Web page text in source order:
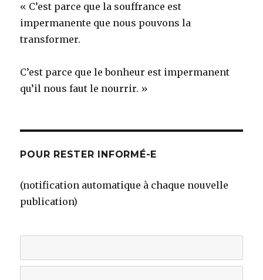
« C’est parce que la souffrance est
impermanente que nous pouvons la
transformer.
C’est parce que le bonheur est impermanent
qu’il nous faut le nourrir. »
POUR RESTER INFORMÉ-E
(notification automatique à chaque nouvelle
publication)